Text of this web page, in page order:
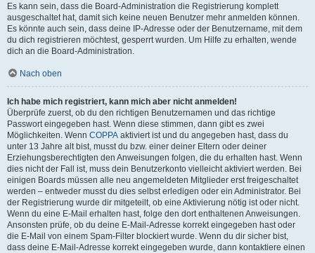
Es kann sein, dass die Board-Administration die Registrierung komplett
ausgeschaltet hat, damit sich keine neuen Benutzer mehr anmelden können.
Es könnte auch sein, dass deine IP-Adresse oder der Benutzername, mit dem
du dich registrieren möchtest, gesperrt wurden. Um Hilfe zu erhalten, wende
dich an die Board-Administration.
Nach oben
Ich habe mich registriert, kann mich aber nicht anmelden!
Überprüfe zuerst, ob du den richtigen Benutzernamen und das richtige
Passwort eingegeben hast. Wenn diese stimmen, dann gibt es zwei
Möglichkeiten. Wenn COPPA aktiviert ist und du angegeben hast, dass du
unter 13 Jahre alt bist, musst du bzw. einer deiner Eltern oder deiner
Erziehungsberechtigten den Anweisungen folgen, die du erhalten hast. Wenn
dies nicht der Fall ist, muss dein Benutzerkonto vielleicht aktiviert werden. Bei
einigen Boards müssen alle neu angemeldeten Mitglieder erst freigeschaltet
werden – entweder musst du dies selbst erledigen oder ein Administrator. Bei
der Registrierung wurde dir mitgeteilt, ob eine Aktivierung nötig ist oder nicht.
Wenn du eine E-Mail erhalten hast, folge den dort enthaltenen Anweisungen.
Ansonsten prüfe, ob du deine E-Mail-Adresse korrekt eingegeben hast oder
die E-Mail von einem Spam-Filter blockiert wurde. Wenn du dir sicher bist,
dass deine E-Mail-Adresse korrekt eingegeben wurde, dann kontaktiere einen